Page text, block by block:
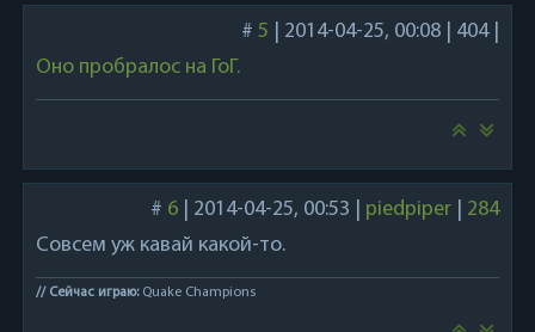
# 5 2014-04-25, 00:08 404|
Оно пробралос на ГоГ.
# 6| 2014-04-25, 00:53 piedpiper| 284
Совсем уж кавай какой-то.
// Сейчас играю:Quake Champions